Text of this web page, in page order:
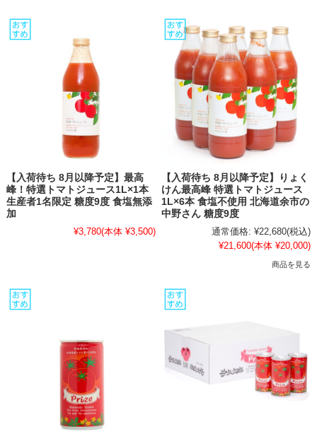
【入荷待ち 8月以降予定】最高
峰！特選トマトジュース1L×1本
生産者1名限定 糖度9度 食塩無添
加
¥3,780(本体 ¥3,500)
【入荷待ち 8月以降予定】りょく
けん最高峰 特選トマトジュース
1L×6本 食塩不使用 北海道余市の
中野さん 糖度9度
通常価格: ¥22,680(税込)
¥21,600(本体 ¥20,000)
商品を見る